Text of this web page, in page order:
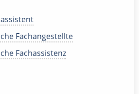
Fachangestellte
Fachassistenz